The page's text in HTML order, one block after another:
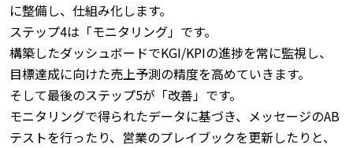
に整備し、仕組み化します。
ステップ4は「モニタリング」です。
構築したダッシュボードでKGI/KPIの進捗を常に監視し、
目標達成に向けた売上予測の精度を高めていきます。
そして最後のステップ5が「改善」です。
モニタリングで得られたデータに基づき、メッセージのAB
テストを行ったり、営業のプレイブックを更新したりと、